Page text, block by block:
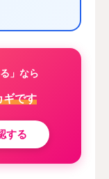
」なら
ギです
する